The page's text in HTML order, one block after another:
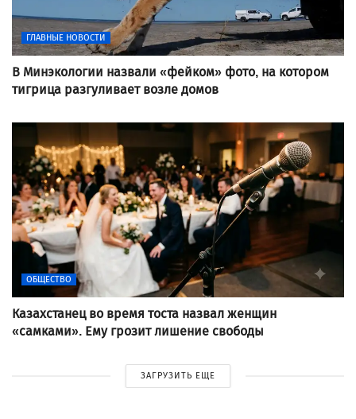
ГЛАВНЫЕ НОВОСТИ
В Минэкологии назвали «фейком» фото, на котором
тигрица разгуливает возле домов
ОБЩЕСТВО
Казахстанец во время тоста назвал женщин
«самками». Ему грозит лишение свободы
ЗАГРУЗИТЬ ЕЩЕ